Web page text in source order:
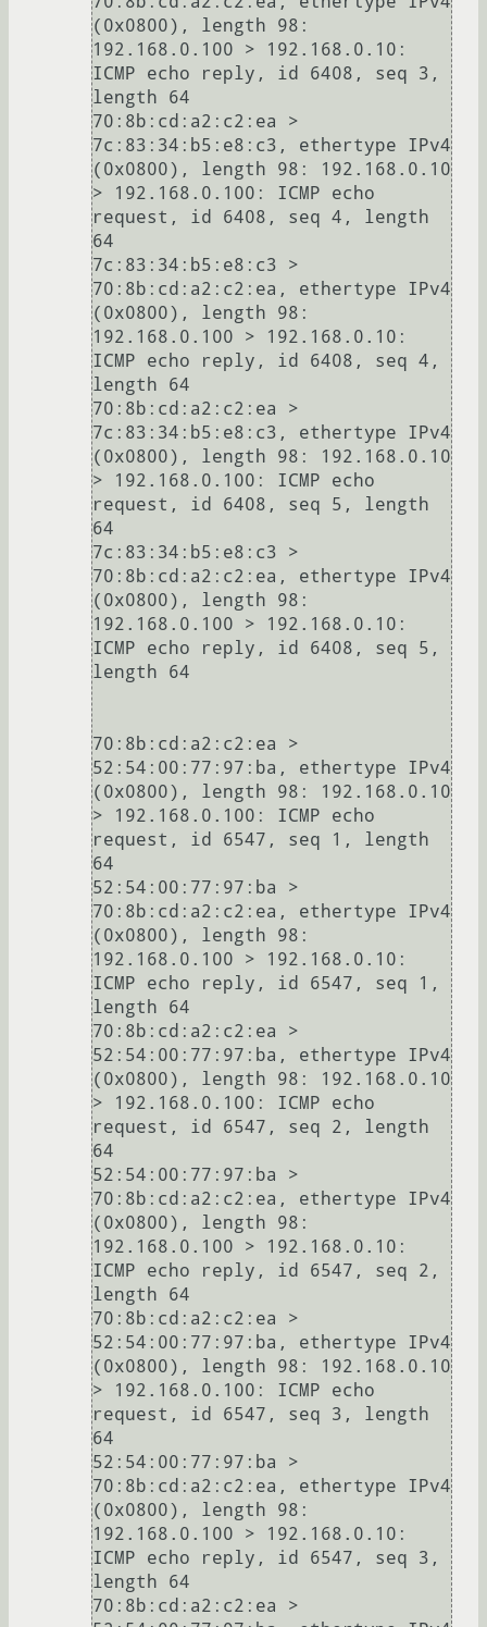
(0x0800), length 98:
192.168.0.100 > 192.168.0.10:
ICMP echo reply, id 6408, seq 3,
length 64
70:8b:cd:a2:c2:ea >
7c:83:34:b5:e8:c3, ethertype IPv4
(0x0800), length 98: 192.168.0.10
> 192.168.0.100: ICMP echo
request, id 6408, seq 4, length
64
7c:83:34:b5:e8:c3 >
70:8b:cd:a2:c2:ea, ethertype IPv4
(0x0800), length 98:
192.168.0.100 > 192.168.0.10:
ICMP echo reply, id 6408, seq 4,
length 64
70:8b:cd:a2:c2:ea >
7c:83:34:b5:e8:c3, ethertype IPv4
(0x0800), length 98: 192.168.0.10
> 192.168.0.100: ICMP echo
request, id 6408, seq 5, length
64
7c:83:34:b5:e8:c3 >
70:8b:cd:a2:c2:ea, ethertype IPv4
(0x0800), length 98:
192.168.0.100 > 192.168.0.10:
ICMP echo reply, id 6408, seq 5,
length 64
70:8b:cd:a2:c2:ea >
52:54:00:77:97:ba, ethertype IPv4
(0x0800), length 98: 192.168.0.10
> 192.168.0.100: ICMP echo
request, id 6547, seq 1, length
64
52:54:00:77:97:ba >
70:8b:cd:a2:c2:ea, ethertype IPv4
(0x0800), length 98:
192.168.0.100 > 192.168.0.10:
ICMP echo reply, id 6547, seq 1,
length 64
70:8b:cd:a2:c2:ea >
52:54:00:77:97:ba, ethertype IPv4
(0x0800), length 98: 192.168.0.10
> 192.168.0.100: ICMP echo
request, id 6547, seq 2, length
64
52:54:00:77:97:ba >
70:8b:cd:a2:c2:ea, ethertype IPv4
(0x0800), length 98:
192.168.0.100 > 192.168.0.10:
ICMP echo reply, id 6547, seq 2,
length 64
70:8b:cd:a2:c2:ea >
52:54:00:77:97:ba, ethertype IPv4
(0x0800), length 98: 192.168.0.10
> 192.168.0.100: ICMP echo
request, id 6547, seq 3, length
64
52:54:00:77:97:ba >
70:8b:cd:a2:c2:ea, ethertype IPv4
(0x0800), length 98:
192.168.0.100 > 192.168.0.10:
ICMP echo reply, id 6547, seq 3,
length 64
70:8b:cd:a2:c2:ea >